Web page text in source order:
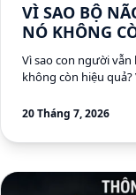
VÌ SAO BỘ
NÓ KHÔNG
Vì sao con người
không còn hiệu quả?
20 Tháng 7, 2026